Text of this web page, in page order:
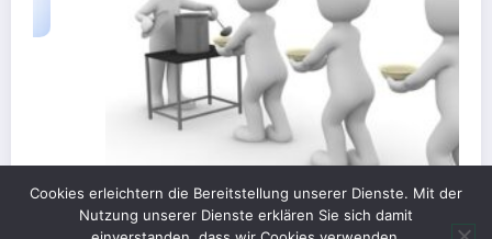
Cookies erleichtern die Bereitstellung unserer Dienste. Mit der
Nutzung unserer Dienste erklären Sie sich damit